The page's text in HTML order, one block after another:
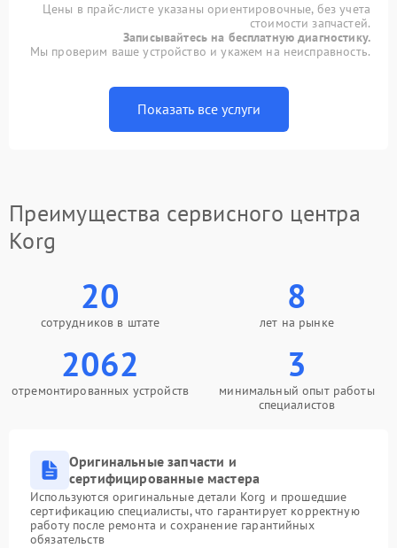
Цены в прайс-листе указаны ориентировочные, без учета
стоимости запчастей.
Записывайтесь на бесплатную диагностику.
Мы проверим ваше устройство и укажем на неисправность.
Показать все услуги
Преимущества сервисного центра
Korg
20
сотрудников в штате
8
лет на рынке
2062
отремонтированных устройств
3
минимальный опыт работы
специалистов
Оригинальные запчасти и
сертифицированные мастера
Используются оригинальные детали Korg и прошедшие
сертификацию специалисты, что гарантирует корректную
работу после ремонта и сохранение гарантийных
обязательств